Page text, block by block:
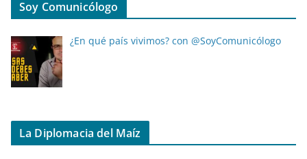
Soy Comunicólogo
¿En qué país vivimos? con @SoyComunicólogo
La Diplomacia del Maíz